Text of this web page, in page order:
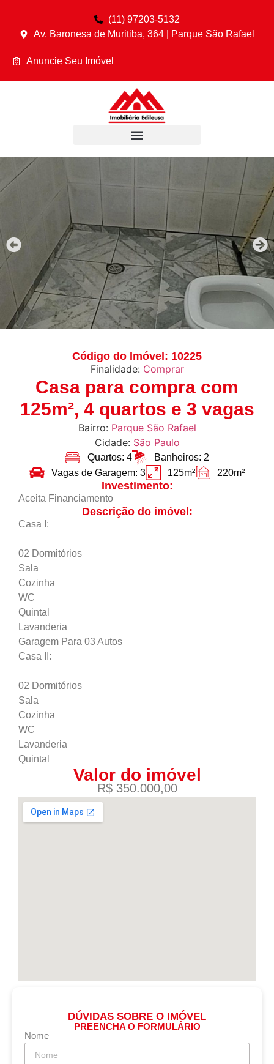
(11) 97203-5132
Av. Baronesa de Muritiba, 364 | Parque São Rafael
Anuncie Seu Imóvel
Código do Imóvel: 10225
Finalidade: Comprar
Casa para compra com
125m², 4 quartos e 3 vagas
Bairro: Parque São Rafael
Cidade: São Paulo
Quartos: 4
Banheiros: 2
Vagas de Garagem: 3
125m² 220m²
Investimento:
Aceita Financiamento
Descrição do imóvel:
Casa I:
02 Dormitórios
Sala
Cozinha
WC
Quintal
Lavanderia
Garagem Para 03 Autos
Casa II:
02 Dormitórios
Sala
Cozinha
WC
Lavanderia
Quintal
Valor do imóvel
R$ 350.000,00
DÚVIDAS SOBRE O IMÓVEL
PREENCHA O FORMULÁRIO
Nome